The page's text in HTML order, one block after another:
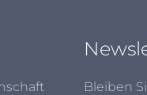
Bleiben